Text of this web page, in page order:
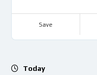
Save
Today